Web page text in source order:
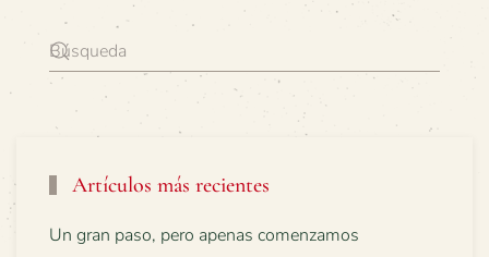
Artículos más recientes
Un gran paso, pero apenas comenzamos